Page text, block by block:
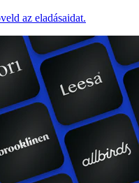
az eladásaidat.